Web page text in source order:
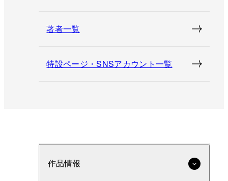
著者一覧
特設ページ・SNSアカウント一覧
作品情報